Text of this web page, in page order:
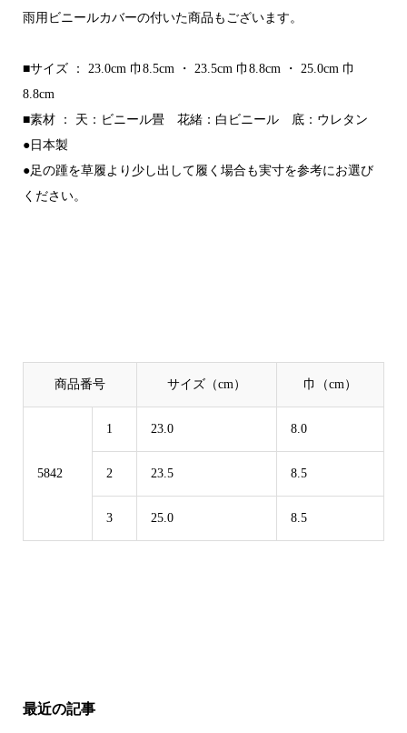
雨用ビニールカバーの付いた商品もございます。
■サイズ ： 23.0cm 巾8.5cm ・ 23.5cm 巾8.8cm ・ 25.0cm 巾
8.8cm
■素材 ： 天：ビニール畳 花緒：白ビニール 底：ウレタン
●日本製
●足の踵を草履より少し出して履く場合も実寸を参考にお選び
ください。
商品番号 サイズ（cm） 巾（cm）
5842
1 23.0 8.0
2 23.5 8.5
3 25.0 8.5
最近の記事